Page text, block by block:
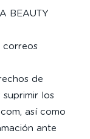
BEAUTY
correos
de
los
así como
ante